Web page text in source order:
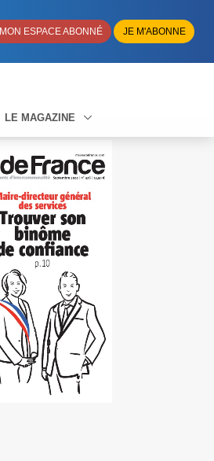
MON ESPACE ABONNÉ JE M'ABONNE
LE MAGAZINE